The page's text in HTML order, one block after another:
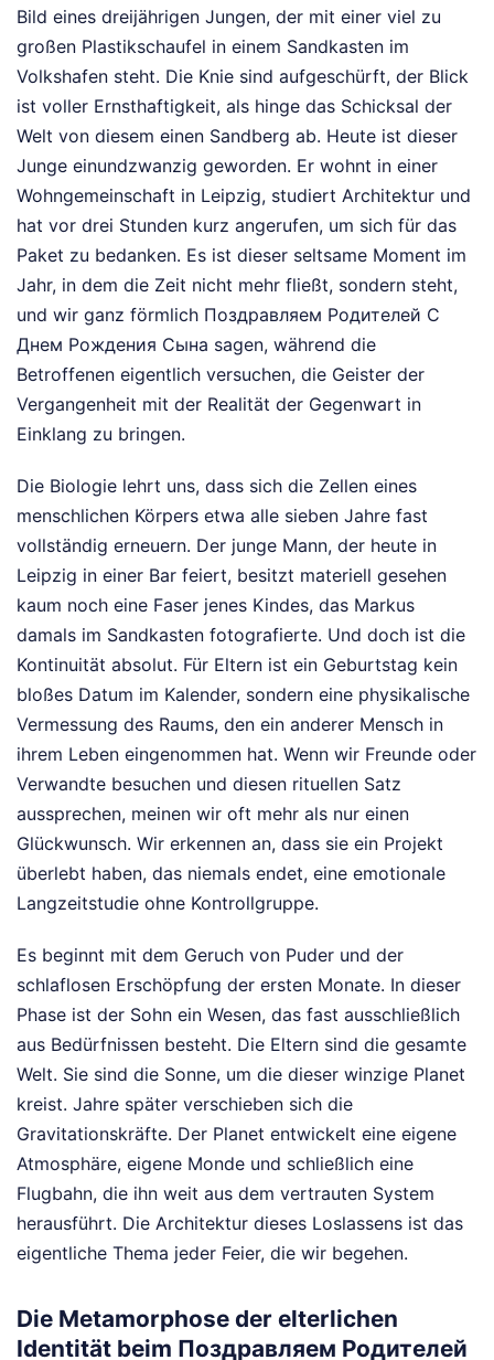
Bild eines dreijährigen Jungen, der mit einer viel zu
großen Plastikschaufel in einem Sandkasten im
Volkshafen steht. Die Knie sind aufgeschürft, der Blick
ist voller Ernsthaftigkeit, als hinge das Schicksal der
Welt von diesem einen Sandberg ab. Heute ist dieser
Junge einundzwanzig geworden. Er wohnt in einer
Wohngemeinschaft in Leipzig, studiert Architektur und
hat vor drei Stunden kurz angerufen, um sich für das
Paket zu bedanken. Es ist dieser seltsame Moment im
Jahr, in dem die Zeit nicht mehr fließt, sondern steht,
und wir ganz förmlich Поздравляем Родителей С
Днем Рождения Сына sagen, während die
Betroffenen eigentlich versuchen, die Geister der
Vergangenheit mit der Realität der Gegenwart in
Einklang zu bringen.
Die Biologie lehrt uns, dass sich die Zellen eines
menschlichen Körpers etwa alle sieben Jahre fast
vollständig erneuern. Der junge Mann, der heute in
Leipzig in einer Bar feiert, besitzt materiell gesehen
kaum noch eine Faser jenes Kindes, das Markus
damals im Sandkasten fotografierte. Und doch ist die
Kontinuität absolut. Für Eltern ist ein Geburtstag kein
bloßes Datum im Kalender, sondern eine physikalische
Vermessung des Raums, den ein anderer Mensch in
ihrem Leben eingenommen hat. Wenn wir Freunde oder
Verwandte besuchen und diesen rituellen Satz
aussprechen, meinen wir oft mehr als nur einen
Glückwunsch. Wir erkennen an, dass sie ein Projekt
überlebt haben, das niemals endet, eine emotionale
Langzeitstudie ohne Kontrollgruppe.
Es beginnt mit dem Geruch von Puder und der
schlaflosen Erschöpfung der ersten Monate. In dieser
Phase ist der Sohn ein Wesen, das fast ausschließlich
aus Bedürfnissen besteht. Die Eltern sind die gesamte
Welt. Sie sind die Sonne, um die dieser winzige Planet
kreist. Jahre später verschieben sich die
Gravitationskräfte. Der Planet entwickelt eine eigene
Atmosphäre, eigene Monde und schließlich eine
Flugbahn, die ihn weit aus dem vertrauten System
herausführt. Die Architektur dieses Loslassens ist das
eigentliche Thema jeder Feier, die wir begehen.
Die Metamorphose der elterlichen
Identität beim Поздравляем Родителей